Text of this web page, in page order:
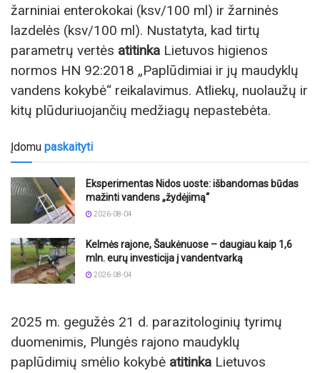
žarniniai enterokokai (ksv/100 ml) ir žarninės
lazdelės (ksv/100 ml). Nustatyta, kad tirtų
parametrų vertės atitinka Lietuvos higienos
normos HN 92:2018 „Paplūdimiai ir jų maudyklų
vandens kokybė“ reikalavimus. Atliekų, nuolaužų ir
kitų plūduriuojančių medžiagų nepastebėta.
Įdomu paskaityti
Eksperimentas Nidos uoste: išbandomas būdas
mažinti vandens „žydėjimą“
2026-08-04
Kelmės rajone, Šaukėnuose – daugiau kaip 1,6
mln. eurų investicija į vandentvarką
2026-08-04
2025 m. gegužės 21 d. parazitologinių tyrimų
duomenimis, Plungės rajono maudyklų
paplūdimių smėlio kokybė atitinka Lietuvos